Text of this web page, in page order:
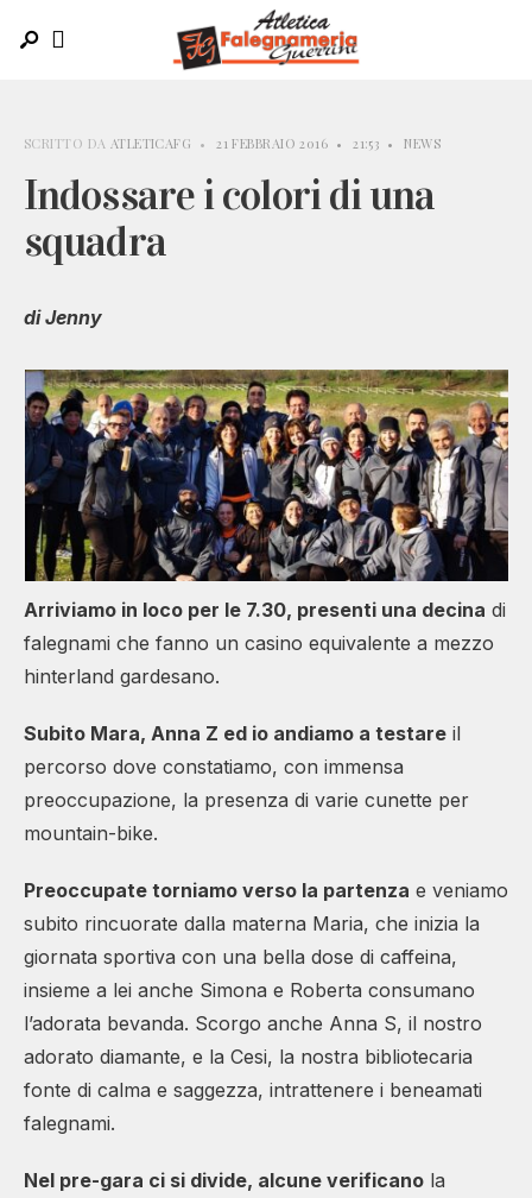
SCRITTO DA ATLETICAFG • 21 FEBBRAIO 2016 • 21:53 • NEWS
Indossare i colori di una
squadra
di Jenny
Arriviamo in loco per le 7.30, presenti una decina di
falegnami che fanno un casino equivalente a mezzo
hinterland gardesano.
Subito Mara, Anna Z ed io andiamo a testare il
percorso dove constatiamo, con immensa
preoccupazione, la presenza di varie cunette per
mountain-bike.
Preoccupate torniamo verso la partenza e veniamo
subito rincuorate dalla materna Maria, che inizia la
giornata sportiva con una bella dose di caffeina,
insieme a lei anche Simona e Roberta consumano
l’adorata bevanda. Scorgo anche Anna S, il nostro
adorato diamante, e la Cesi, la nostra bibliotecaria
fonte di calma e saggezza, intrattenere i beneamati
falegnami.
Nel pre-gara ci si divide, alcune verificano la